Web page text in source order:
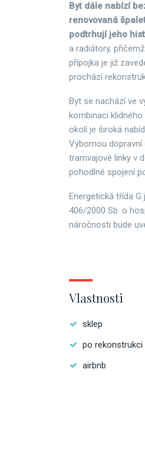
Byt dále nabízí
renovovaná
podtrhují jeho
a radiátory,
přípojka je již
prochází
Byt se nachází ve
kombinaci
okolí je široká
Výbornou
tramvajové linky v
pohodlné spojení
Energetická třída
406/2000 Sb. o
náročnosti bude
Vlastnosti
sklep
po rekonstrukci
airbnb